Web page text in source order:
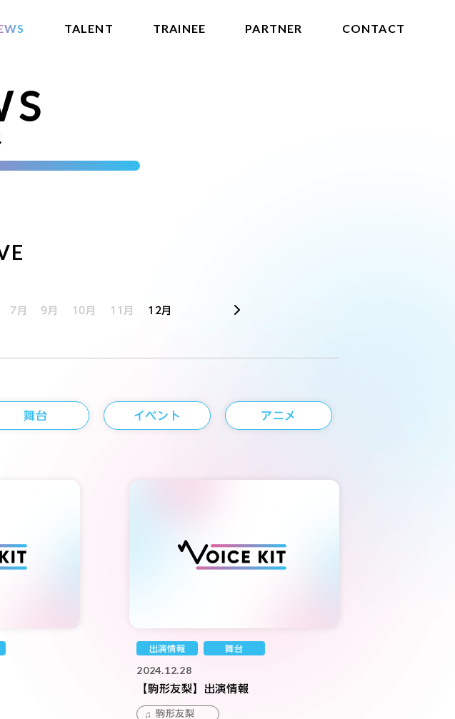
TALENT TRAINEE PARTNER CONTACT
7月 9月 10月 11月 12月 2025
舞台 イベント アニメ
出演情報 舞台
2024.12.28
【駒形友梨】出演情報
駒形友梨